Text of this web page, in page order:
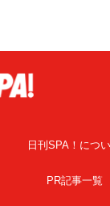
日刊SPA！につ
PR記事一覧